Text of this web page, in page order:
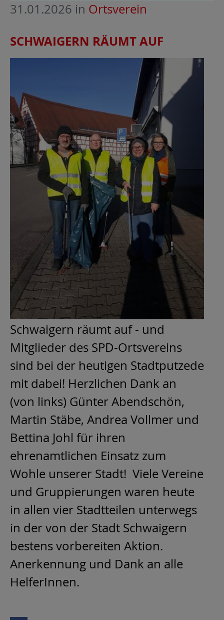
31.01.2026 in Ortsverein
SCHWAIGERN RÄUMT AUF
Schwaigern räumt auf - und
Mitglieder des SPD-Ortsvereins
sind bei der heutigen Stadtputzede
mit dabei! Herzlichen Dank an
(von links) Günter Abendschön,
Martin Stäbe, Andrea Vollmer und
Bettina Johl für ihren
ehrenamtlichen Einsatz zum
Wohle unserer Stadt! Viele Vereine
und Gruppierungen waren heute
in allen vier Stadtteilen unterwegs
in der von der Stadt Schwaigern
bestens vorbereiten Aktion.
Anerkennung und Dank an alle
HelferInnen.